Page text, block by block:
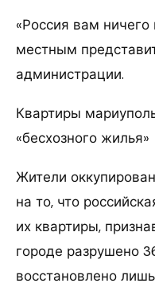
«Россия вам
местным
администрации.
Квартиры
«бесхозного жилья»
Жители
на то, что
их квартиры,
городе разрушено
восстановлено